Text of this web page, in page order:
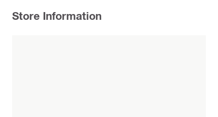
Store Information